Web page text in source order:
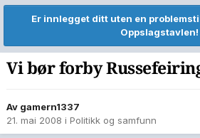
Er innlegget ditt uten en
Oppslagstavlen!
Vi bør forby
Av gamern1337
21. mai 2008 i Politikk og samfunn